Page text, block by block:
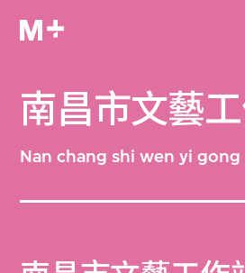
南昌市文藝
Nan chang shi wen yi gong